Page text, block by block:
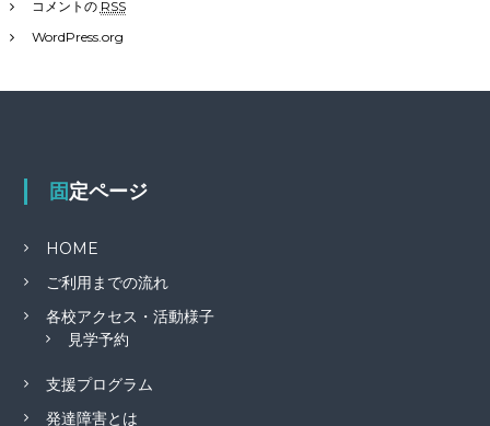
コメントの RSS
WordPress.org
固定ページ
HOME
ご利用までの流れ
各校アクセス・活動様子
見学予約
支援プログラム
発達障害とは